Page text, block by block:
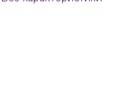
вариант, когда